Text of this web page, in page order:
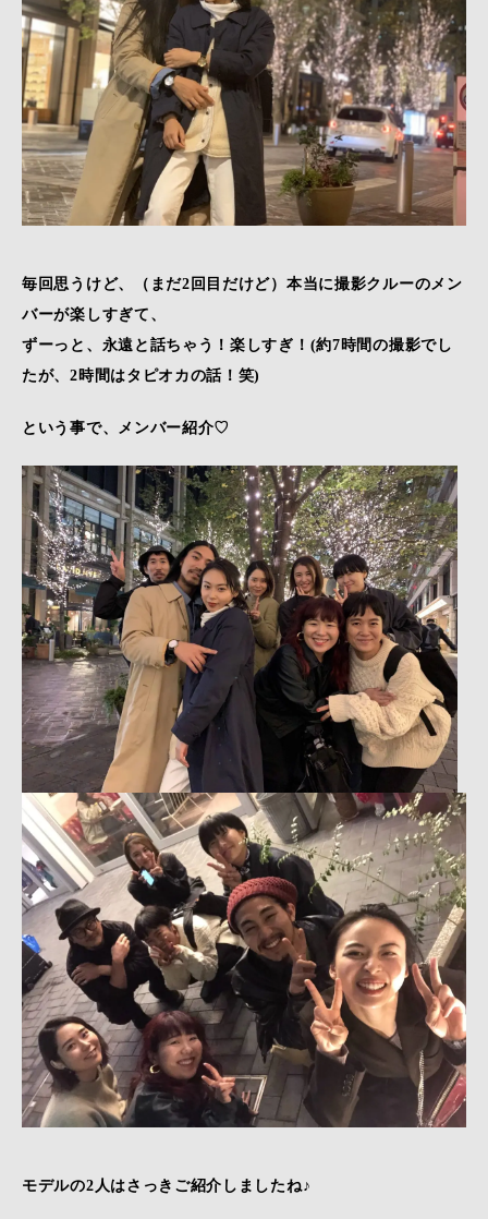
毎回思うけど、（まだ2回目だけど）本当に撮影クルーのメン
バーが楽しすぎて、
ずーっと、永遠と話ちゃう！楽しすぎ！(約7時間の撮影でし
たが、2時間はタピオカの話！笑)
という事で、メンバー紹介♡
モデルの2人はさっきご紹介しましたね♪